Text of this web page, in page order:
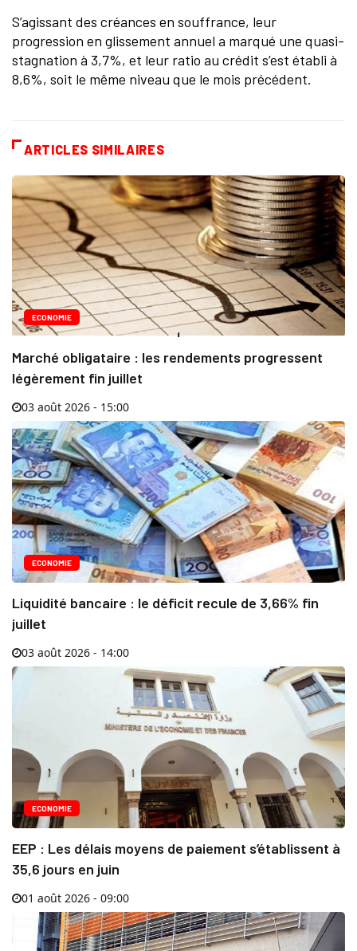
S’agissant des créances en souffrance, leur
progression en glissement annuel a marqué une quasi-
stagnation à 3,7%, et leur ratio au crédit s’est établi à
8,6%, soit le même niveau que le mois précédent.
ARTICLES SIMILAIRES
ECONOMIE
Marché obligataire : les rendements progressent
légèrement fin juillet
03 août 2026 - 15:00
ECONOMIE
Liquidité bancaire : le déficit recule de 3,66% fin
juillet
03 août 2026 - 14:00
ECONOMIE
EEP : Les délais moyens de paiement s’établissent à
35,6 jours en juin
01 août 2026 - 09:00